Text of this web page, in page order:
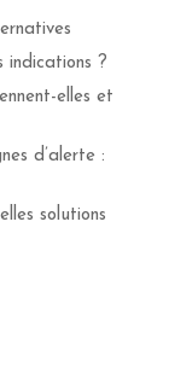
indications ?
elles et
d’alerte :
solutions